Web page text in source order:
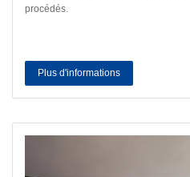
procédés.
Plus d'informations